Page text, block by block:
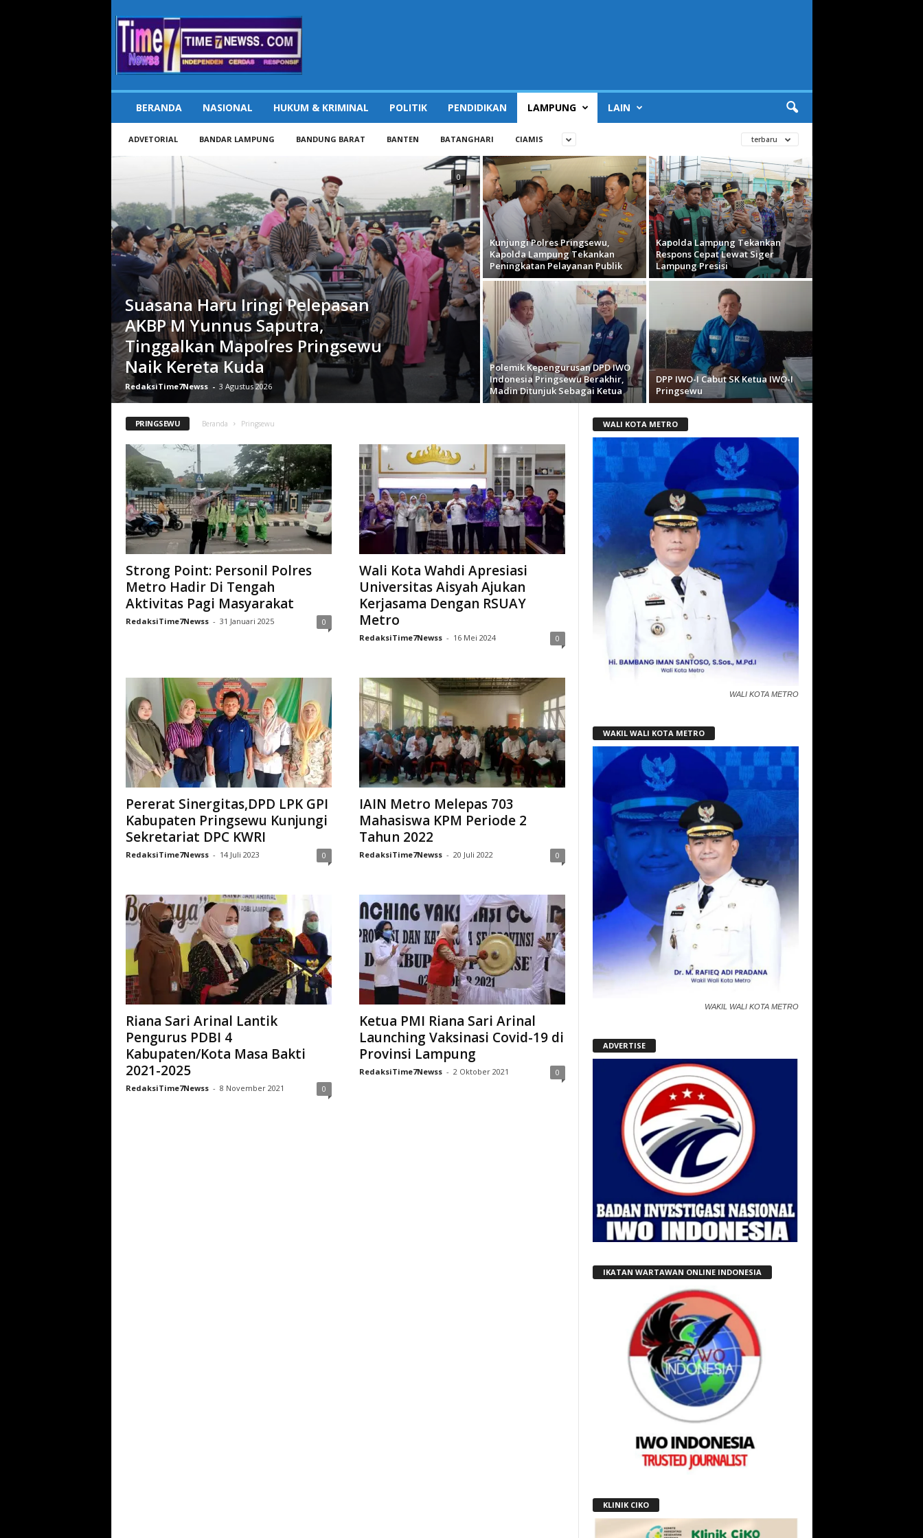
BERANDA NASIONAL HUKUM & KRIMINAL POLITIK PENDIDIKAN LAMPUNG LAIN
ADVETORIAL BANDAR LAMPUNG BANDUNG BARAT BANTEN BATANGHARI CIAMIS terbaru
Suasana Haru Iringi Pelepasan
AKBP M Yunnus Saputra,
Tinggalkan Mapolres Pringsewu
Naik Kereta Kuda
RedaksiTime7Newss - 3 Agustus 2026
0
Kunjungi Polres Pringsewu,
Kapolda Lampung Tekankan
Peningkatan Pelayanan Publik
Kapolda Lampung Tekankan
Respons Cepat Lewat Siger
Lampung Presisi
Polemik Kepengurusan DPD IWO
Indonesia Pringsewu Berakhir,
Madin Ditunjuk Sebagai Ketua
DPP IWO-I Cabut SK Ketua IWO-I
Pringsewu
PRINGSEWU Beranda Pringsewu
Strong Point: Personil Polres
Metro Hadir Di Tengah
Aktivitas Pagi Masyarakat
RedaksiTime7Newss - 31 Januari 2025 0
Wali Kota Wahdi Apresiasi
Universitas Aisyah Ajukan
Kerjasama Dengan RSUAY
Metro
RedaksiTime7Newss - 16 Mei 2024 0
Pererat Sinergitas,DPD LPK GPI
Kabupaten Pringsewu Kunjungi
Sekretariat DPC KWRI
RedaksiTime7Newss - 14 Juli 2023 0
IAIN Metro Melepas 703
Mahasiswa KPM Periode 2
Tahun 2022
RedaksiTime7Newss - 20 Juli 2022 0
Riana Sari Arinal Lantik
Pengurus PDBI 4
Kabupaten/Kota Masa Bakti
2021-2025
RedaksiTime7Newss - 8 November 2021 0
Ketua PMI Riana Sari Arinal
Launching Vaksinasi Covid-19 di
Provinsi Lampung
RedaksiTime7Newss - 2 Oktober 2021 0
WALI KOTA METRO
WALI KOTA METRO
WAKIL WALI KOTA METRO
WAKIL WALI KOTA METRO
ADVERTISE
IKATAN WARTAWAN ONLINE INDONESIA
KLINIK CIKO